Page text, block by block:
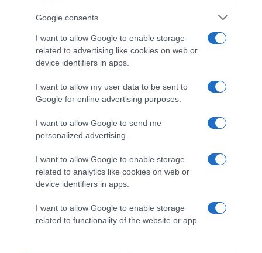
Google consents
I want to allow Google to enable storage
related to advertising like cookies on web or
device identifiers in apps.
I want to allow my user data to be sent to
Google for online advertising purposes.
I want to allow Google to send me
personalized advertising.
I want to allow Google to enable storage
related to analytics like cookies on web or
device identifiers in apps.
I want to allow Google to enable storage
related to functionality of the website or app.
Korábbi bejegyzések Következő bejegyzés
HASONLÓ BEJEGYZÉSEK